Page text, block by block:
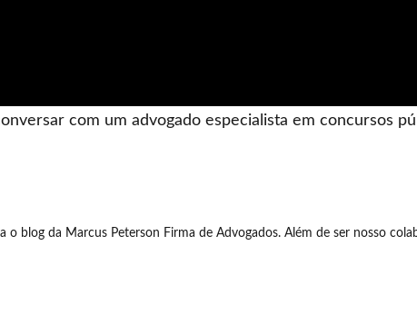
com um advogado especialista em concursos
blog da Marcus Peterson Firma de Advogados. Além de ser nosso